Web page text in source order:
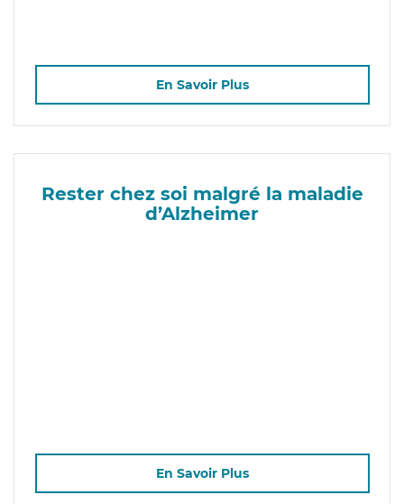
En Savoir Plus
Rester chez soi malgré la maladie
d’Alzheimer
En Savoir Plus